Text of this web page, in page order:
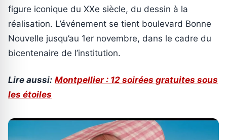
figure iconique du XXe siècle, du dessin à la
réalisation. L’événement se tient boulevard Bonne
Nouvelle jusqu’au 1er novembre, dans le cadre du
bicentenaire de l’institution.
Lire aussi: Montpellier : 12 soirées gratuites sous
les étoiles